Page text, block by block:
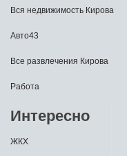
Вся недвижимость Кирова
Авто43
Все развлечения Кирова
Работа
Интересно
ЖКХ